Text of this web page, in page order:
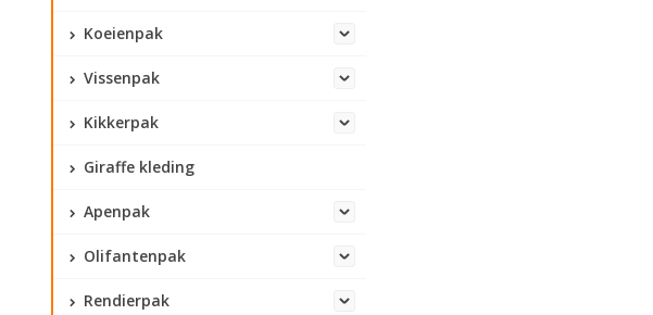
Koeienpak
Vissenpak
Kikkerpak
Giraffe kleding
Apenpak
Olifantenpak
Rendierpak